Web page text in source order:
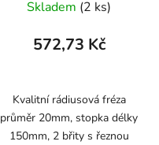
Skladem (2 ks)
572,73 Kč
Kvalitní rádiusová fréza
průměr 20mm, stopka délky
150mm, 2 břity s řeznou